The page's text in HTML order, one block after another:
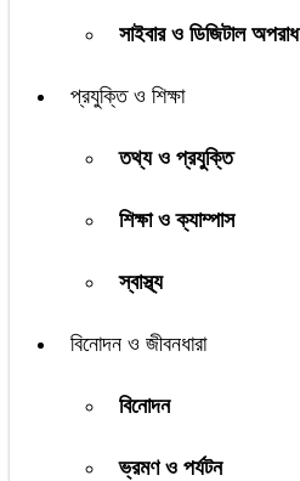
সাইবার ও ডিজিটাল অপরাধ
প্রযুক্তি ও শিক্ষা
তথ্য ও প্রযুক্তি
শিক্ষা ও ক্যাম্পাস
স্বাস্থ্য
বিনোদন ও জীবনধারা
বিনোদন
ভ্রমণ ও পর্যটন